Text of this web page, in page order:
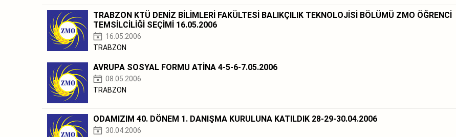
TRABZON KTÜ DENİZ BİLİMLERİ FAKÜLTESİ BALIKÇILIK TEKNOLOJİSİ BÖLÜMÜ ZMO ÖĞRENCİ
TEMSİLCİLİĞİ SEÇİMİ 16.05.2006
16.05.2006
TRABZON
AVRUPA SOSYAL FORMU ATİNA 4-5-6-7.05.2006
08.05.2006
TRABZON
ODAMIZIM 40. DÖNEM 1. DANIŞMA KURULUNA KATILDIK 28-29-30.04.2006
30.04.2006